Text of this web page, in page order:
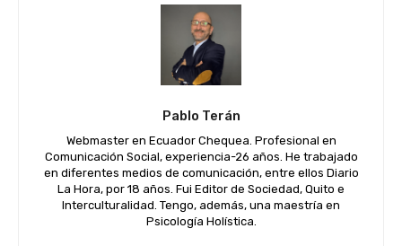
Pablo Terán
Webmaster en Ecuador Chequea. Profesional en
Comunicación Social, experiencia-26 años. He trabajado
en diferentes medios de comunicación, entre ellos Diario
La Hora, por 18 años. Fui Editor de Sociedad, Quito e
Interculturalidad. Tengo, además, una maestría en
Psicología Holística.